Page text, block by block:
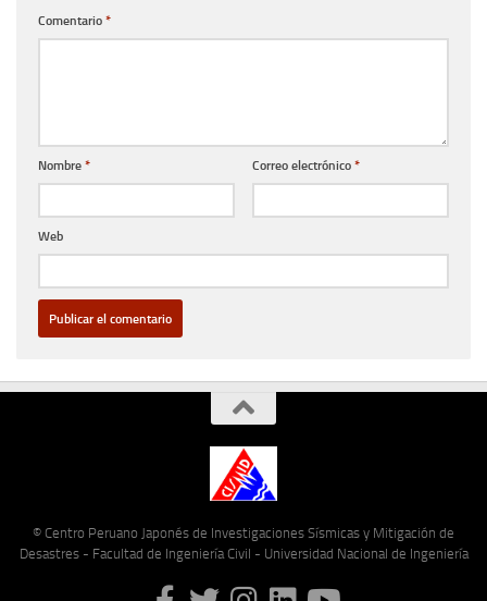
Comentario *
Nombre * Correo electrónico *
Web
© Centro Peruano Japonés de Investigaciones Sísmicas y Mitigación de
Desastres - Facultad de Ingeniería Civil - Universidad Nacional de Ingeniería